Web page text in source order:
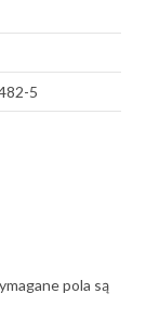
5
pola są